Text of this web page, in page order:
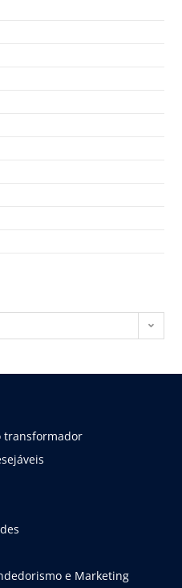
transformador
e Marketing